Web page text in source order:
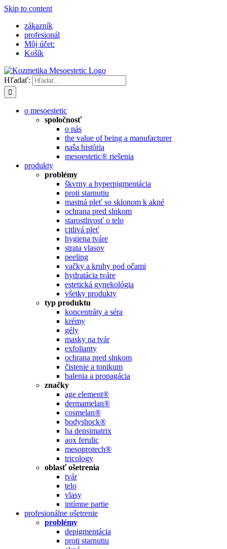
Skip to content
zákazník
profesionál
Môj účet:
Košík
Hľadať:
o mesoestetic
spoločnosť
o nás
the value of being a manufacturer
naša história
mesoestetic® riešenia
produkty
problémy
škvrny a hyperpigmentácia
proti starnutiu
mastná pleť so sklonom k ​​akné
ochrana pred slnkom
starostlivosť o telo
citlivá pleť
hygiena tváre
strata vlasov
peeling
vačky a kruhy pod očami
hydratácia tváre
estetická gynekológia
všetky produkty
typ produktu
koncentráty a séra
krémy
gély
masky na tvár
exfolianty
ochrana pred slnkom
čistenie a tonikum
balenia a propagácia
značky
age element®
dermamelan®
cosmelan®
bodyshock®
ha densimatrix
aox ferulic
mesoprotech®
tricology
oblasť ošetrenia
tvár
telo
vlasy
intímne partie
profesionálne ošetrenie
problémy
depigmentácia
proti starnutiu